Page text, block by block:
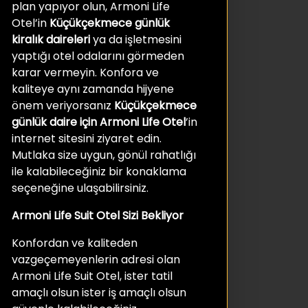
plan yapıyor olun, Armoni Life
Otel’in Küçükçekmece günlük
kiralık daireleriya da işletmesini
yaptığı otel odalarını görmeden
karar vermeyin. Konfora ve
kaliteye aynı zamanda hijyene
önem veriyorsanız Küçükçekmece
günlük daire için Armoni Life Otel’in
internet sitesini ziyaret edin.
Mutlaka size uygun, gönül rahatlığı
ile kalabileceğiniz bir konaklama
seçeneğine ulaşabilirsiniz.
Armoni Life Suit Otel Sizi Bekliyor
Konfordan ve kaliteden
vazgeçemeyenlerin adresi olan
Armoni Life Suit Otel, ister tatil
amaçlı olsun ister iş amaçlı olsun